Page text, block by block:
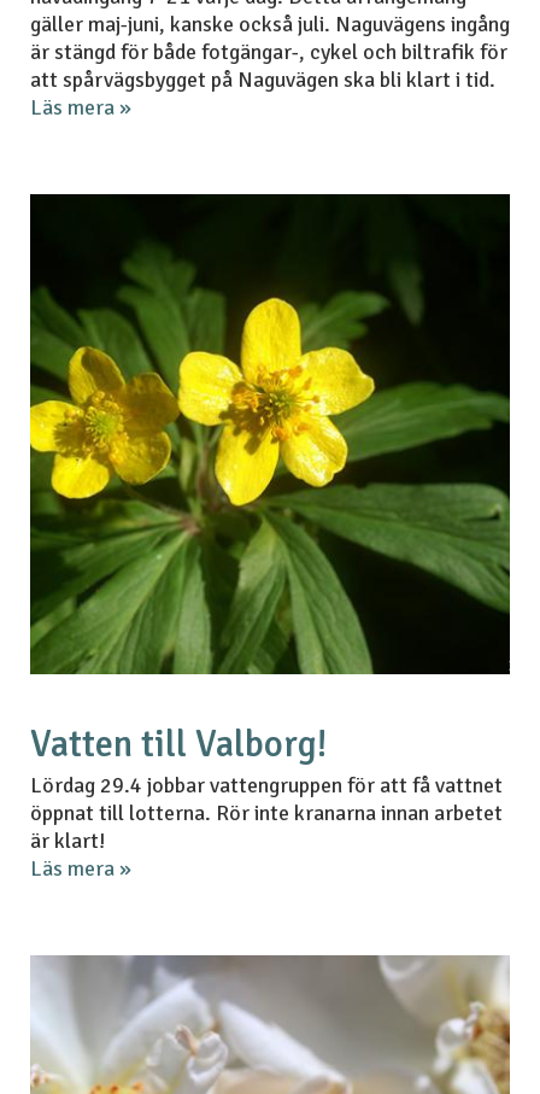
gäller maj-juni, kanske också juli. Naguvägens ingång
är stängd för både fotgängar-, cykel och biltrafik för
att spårvägsbygget på Naguvägen ska bli klart i tid.
Läs mera »
Vatten till Valborg!
Lördag 29.4 jobbar vattengruppen för att få vattnet
öppnat till lotterna. Rör inte kranarna innan arbetet
är klart!
Läs mera »